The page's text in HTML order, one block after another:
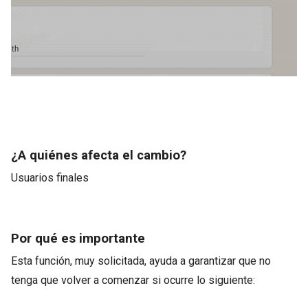
¿A quiénes afecta el cambio?
Usuarios finales
Por qué es importante
Esta función, muy solicitada, ayuda a garantizar que no
tenga que volver a comenzar si ocurre lo siguiente: